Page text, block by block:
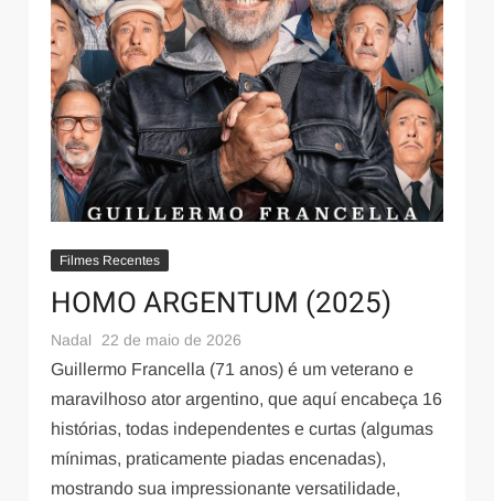
Filmes Recentes
HOMO ARGENTUM (2025)
Nadal 22 de maio de 2026
Guillermo Francella (71 anos) é um veterano e
maravilhoso ator argentino, que aquí encabeça 16
histórias, todas independentes e curtas (algumas
mínimas, praticamente piadas encenadas),
mostrando sua impressionante versatilidade,